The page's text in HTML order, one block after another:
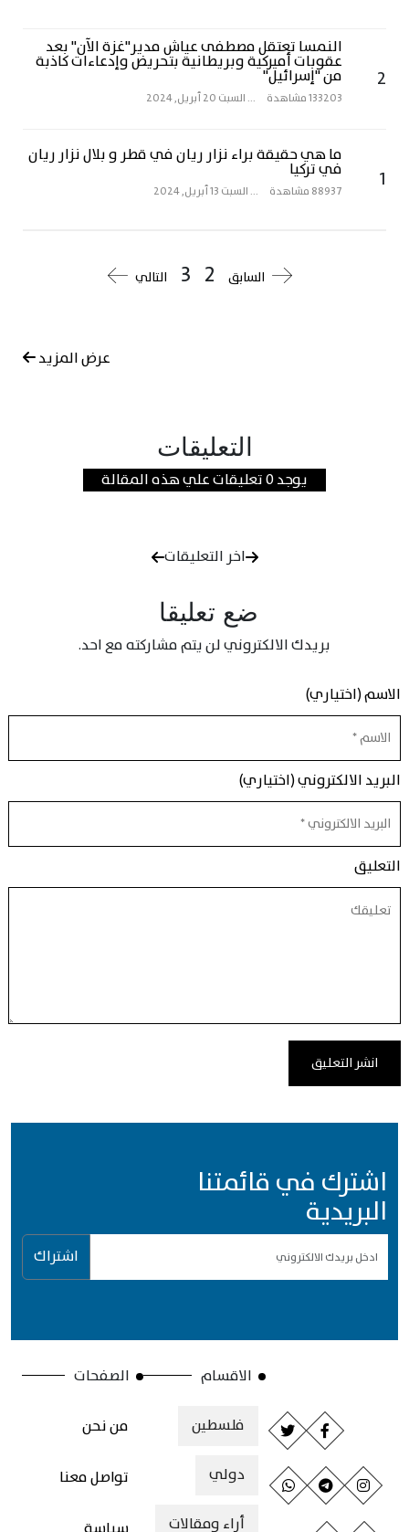
2
النمسا تعتقل مصطفى عياش مدير"غزة الآن" بعد
عقوبات أميركية وبريطانية بتحريض وإدعاءات كاذبة
من "إسرائيل"
133203 مشاهدة ...السبت 20 أبريل, 2024
1
ما هي حقيقة براء نزار ريان في قطر و بلال نزار ريان
في تركيا
88937 مشاهدة ...السبت 13 أبريل, 2024
السابق 2
3 التالي
عرض المزيد
التعليقات
يوجد 0 تعليقات علي هذه المقالة
اخر التعليقات
ضع تعليقا
بريدك الالكتروني لن يتم مشاركته مع احد.
الاسم (اختياري)
البريد الالكتروني (اختياري)
التعليق
اشترك في قائمتنا
البريدية
اشتراك
الاقسام
فلسطين
دولي
أراء ومقالات
الصفحات
من نحن
تواصل معنا